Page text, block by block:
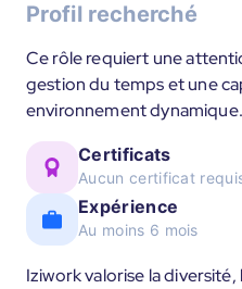
Profil recherché
Ce rôle requiert une
gestion du temps et une
environnement dynamique.
Certificats
Aucun certificat
Expérience
Au moins 6 mois
Iziwork valorise la